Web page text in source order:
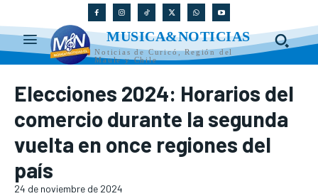
MUSICA&NOTICIAS
Noticias de Curicó, Región del
Maule y Chile
Elecciones 2024: Horarios del
comercio durante la segunda
vuelta en once regiones del
país
24 de noviembre de 2024